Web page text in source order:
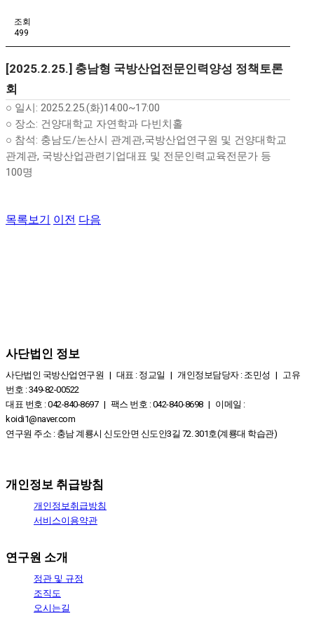
조회
499
[2025.2.25.] 충남형 국방산업전문인력양성 정책토론
회
○ 일시: 2025.2.25.(화)14:00~17:00
○ 장소: 건양대학교 자연학과 다빈치홀
○ 참석: 충남도/논산시 관계관,국방산업연구원 및 건양대학교
관계관, 국방산업관련기업대표 및 전문인력교육전문가 등
100명
목록보기 이전 다음
사단법인 정보
사단법인 국방산업연구원 | 대표 : 정교일 | 개인정보담당자 : 조민성 | 고유
번호 : 349-82-00522
대표 번호 : 042-840-8697 | 팩스 번호 : 042-840-8698 | 이메일 :
koidi1@naver.com
연구원 주소 : 충남 계룡시 신도안면 신도안3길 72. 301호(계룡대 학습관)
개인정보 취급방침
개인정보취급방침
서비스이용약관
연구원 소개
정관 및 규정
조직도
오시는길